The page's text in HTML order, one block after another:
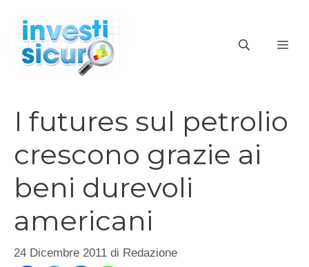
contenuto
I futures sul petrolio
crescono grazie ai
beni durevoli
americani
24 Dicembre 2011 di Redazione